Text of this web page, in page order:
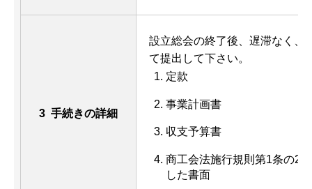
3 手続きの詳細
設立総会の終了後、遅滞なく、
て提出して下さい。
定款
事業計画書
収支予算書
商工会法施行規則第1条の2
した書面